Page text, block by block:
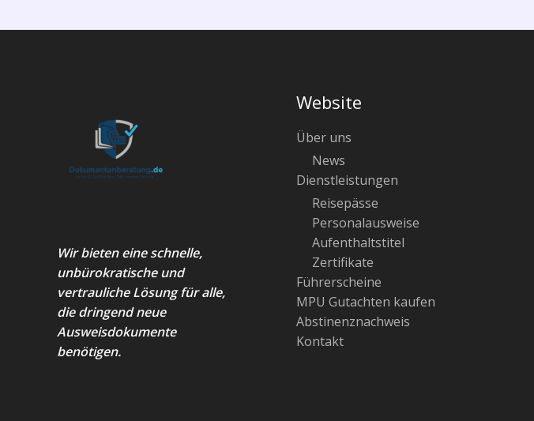
Wir bieten eine schnelle,
unbürokratische und
vertrauliche Lösung für alle,
die dringend neue
Ausweisdokumente
benötigen.
Website
Über uns
News
Dienstleistungen
Reisepässe
Personalausweise
Aufenthaltstitel
Zertifikate
Führerscheine
MPU Gutachten kaufen
Abstinenznachweis
Kontakt